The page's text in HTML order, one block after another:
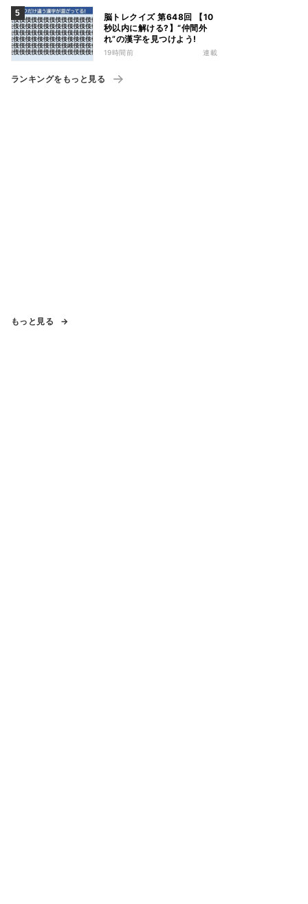
脳トレクイズ 第648回 【10
秒以内に解ける?】“仲間外
れ”の漢字を見つけよう!
19時間前 連載
ランキングをもっと見る
もっと見る